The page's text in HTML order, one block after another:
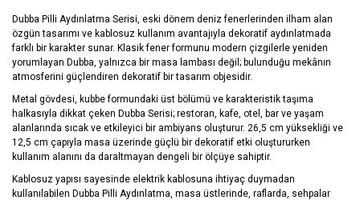
Dubba Pilli Aydınlatma Serisi, eski dönem deniz fenerlerinden ilham alan
özgün tasarımı ve kablosuz kullanım avantajıyla dekoratif aydınlatmada
farklı bir karakter sunar. Klasik fener formunu modern çizgilerle yeniden
yorumlayan Dubba, yalnızca bir masa lambası değil; bulunduğu mekânın
atmosferini güçlendiren dekoratif bir tasarım objesidir.
Metal gövdesi, kubbe formundaki üst bölümü ve karakteristik taşıma
halkasıyla dikkat çeken Dubba Serisi; restoran, kafe, otel, bar ve yaşam
alanlarında sıcak ve etkileyici bir ambiyans oluşturur. 26,5 cm yüksekliği ve
12,5 cm çapıyla masa üzerinde güçlü bir dekoratif etki oluştururken
kullanım alanını da daraltmayan dengeli bir ölçüye sahiptir.
Kablosuz yapısı sayesinde elektrik kablosuna ihtiyaç duymadan
kullanılabilen Dubba Pilli Aydınlatma, masa üstlerinde, raflarda, sehpalar